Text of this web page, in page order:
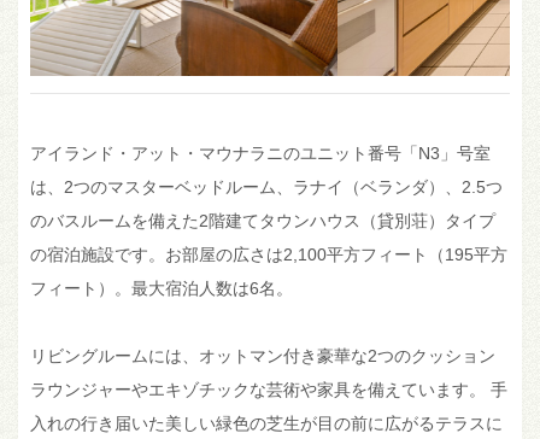
アイランド・アット・マウナラニのユニット番号「N3」号室
は、2つのマスターベッドルーム、ラナイ（ベランダ）、2.5つ
のバスルームを備えた2階建てタウンハウス（貸別荘）タイプ
の宿泊施設です。お部屋の広さは2,100平方フィート（195平方
フィート）。最大宿泊人数は6名。
リビングルームには、オットマン付き豪華な2つのクッション
ラウンジャーやエキゾチックな芸術や家具を備えています。 手
入れの行き届いた美しい緑色の芝生が目の前に広がるテラスに